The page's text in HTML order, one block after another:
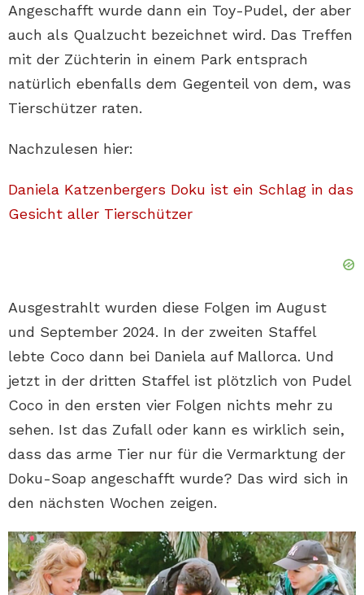
Angeschafft wurde dann ein Toy-Pudel, der aber
auch als Qualzucht bezeichnet wird. Das Treffen
mit der Züchterin in einem Park entsprach
natürlich ebenfalls dem Gegenteil von dem, was
Tierschützer raten.
Nachzulesen hier:
Daniela Katzenbergers Doku ist ein Schlag in das
Gesicht aller Tierschützer
Ausgestrahlt wurden diese Folgen im August
und September 2024. In der zweiten Staffel
lebte Coco dann bei Daniela auf Mallorca. Und
jetzt in der dritten Staffel ist plötzlich von Pudel
Coco in den ersten vier Folgen nichts mehr zu
sehen. Ist das Zufall oder kann es wirklich sein,
dass das arme Tier nur für die Vermarktung der
Doku-Soap angeschafft wurde? Das wird sich in
den nächsten Wochen zeigen.